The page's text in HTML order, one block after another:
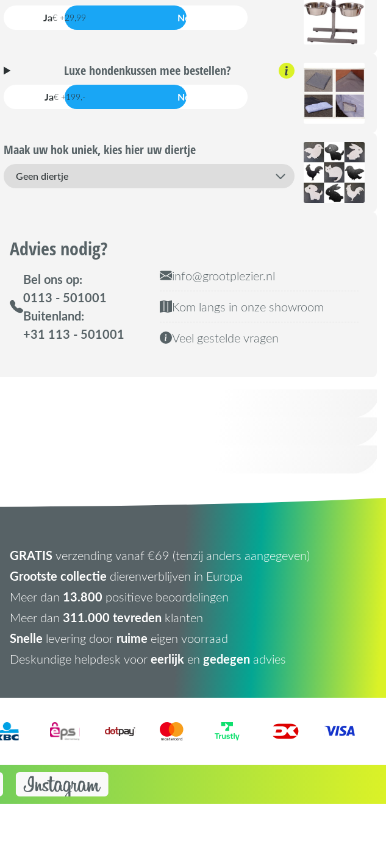
Ja€ +29,99 Nee
Luxe hondenkussen mee bestellen?
Ja€ +199,- Nee
Maak uw hok uniek, kies hier uw diertje
Advies nodig?
Bel ons op:
0113 - 501001
Buitenland:
+31 113 - 501001
info@grootplezier.nl
Kom langs in onze showroom
Veel gestelde vragen
GRATISverzending vanaf €69 (tenzij anders aangegeven)
Grootste collectie dierenverblijven in Europa
Meer dan 13.800 positieve beoordelingen
Meer dan 311.000 tevredenklanten
Snelle levering door ruime eigen voorraad
Deskundige helpdesk vooreerlijken gedegenadvies